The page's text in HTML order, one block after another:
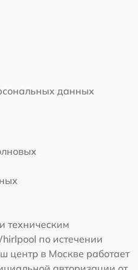
данных
техническим
по истечении
центр в Москве работает